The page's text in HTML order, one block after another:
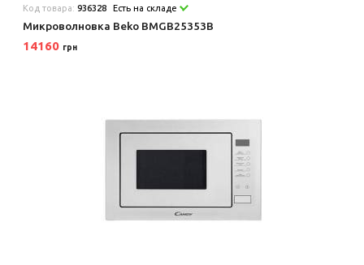
Код товара:936328 Есть на складе
Микроволновка Beko BMGB25353B
14160 грн